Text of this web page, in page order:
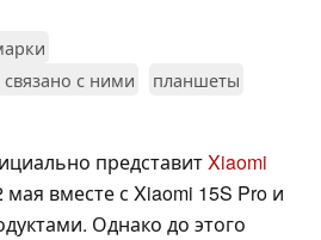
с ними
планшеты
представитXiaomi
мая вместе с Xiaomi 15S Pro и
Однако до этого